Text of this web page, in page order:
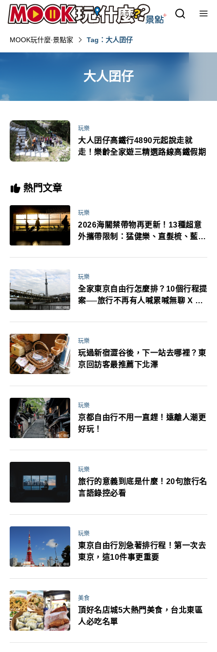
MOOK玩什麼‧景點家 Tag：大人囝仔
大人囝仔
玩樂
大人囝仔高鐵行4890元起說走就
走！樂齡全家遊三精選路線高鐵假期
熱門文章
玩樂
2026海關禁帶物再更新！13種超意
外攜帶限制：猛健樂、直髮梳、藍牙
萬！注意事項一次看！
玩樂
全家東京自由行怎麼排？10個行程提
案──旅行不再有人喊累喊無聊 X 爸
玩樂
玩過新宿澀谷後，下一站去哪裡？東
京回訪客最推薦下北澤
玩樂
京都自由行不用一直趕！遠離人潮更
好玩！
玩樂
旅行的意義到底是什麼！20句旅行名
言語錄控必看
玩樂
東京自由行別急著排行程！第一次去
東京，這10件事更重要
美食
頂好名店城5大熱門美食，台北東區
人必吃名單